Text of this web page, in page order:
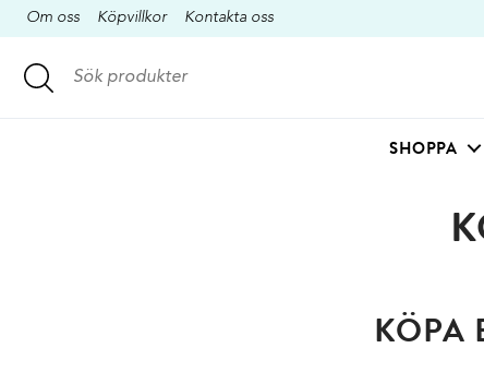
Om oss Köpvillkor Kontakta oss
SHOPPA
KÖPA